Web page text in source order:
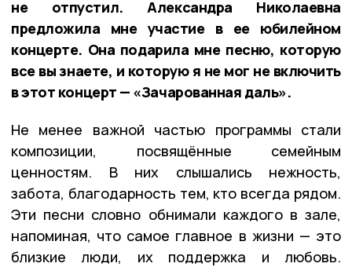
не отпустил. Александра Николаевна
предложила мне участие в ее юбилейном
концерте. Она подарила мне песню, которую
все вы знаете, и которую я не мог не включить
в этот концерт — «Зачарованная даль».
Не менее важной частью программы стали
композиции, посвящённые семейным
ценностям. В них слышались нежность,
забота, благодарность тем, кто всегда рядом.
Эти песни словно обнимали каждого в зале,
напоминая, что самое главное в жизни — это
близкие люди, их поддержка и любовь.